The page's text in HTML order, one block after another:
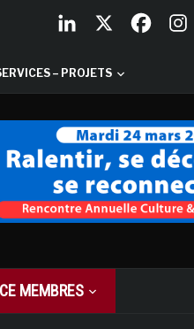
– PROJETS
MEMBRES